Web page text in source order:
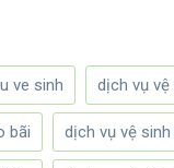
ve sinh dịch vụ vệ
bãi dịch vụ vệ